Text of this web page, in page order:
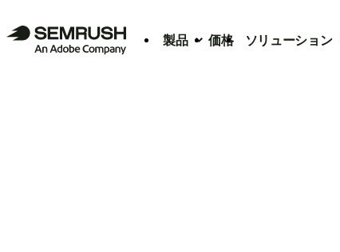
製品 価格 ソリューション